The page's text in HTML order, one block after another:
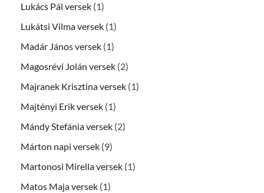
Lukács Pál versek (1)
Lukátsi Vilma versek (1)
Madár János versek (1)
Magosrévi Jolán versek (2)
Majranek Krisztina versek (1)
Majtényi Erik versek (1)
Mándy Stefánia versek (2)
Márton napi versek (9)
Martonosi Mirella versek (1)
Matos Maja versek (1)